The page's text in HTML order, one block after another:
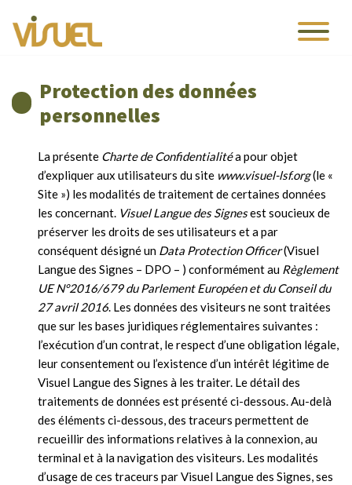
Protection des données
personnelles
La présente Charte de Confidentialitéa pour objet
d’expliquer aux utilisateurs du site www.visuel-lsf.org(le «
Site ») les modalités de traitement de certaines données
les concernant. Visuel Langue des Signesest soucieux de
préserver les droits de ses utilisateurs et a par
conséquent désigné un Data Protection Officer(Visuel
Langue des Signes – DPO – ) conformément au Règlement
UE N°2016/679 du Parlement Européen et du Conseil du
27 avril 2016. Les données des visiteurs ne sont traitées
que sur les bases juridiques réglementaires suivantes :
l’exécution d’un contrat, le respect d’une obligation légale,
leur consentement ou l’existence d’un intérêt légitime de
Visuel Langue des Signes à les traiter. Le détail des
traitements de données est présenté ci-dessous. Au-delà
des éléments ci-dessous, des traceurs permettent de
recueillir des informations relatives à la connexion, au
terminal et à la navigation des visiteurs. Les modalités
d’usage de ces traceurs par Visuel Langue des Signes, ses